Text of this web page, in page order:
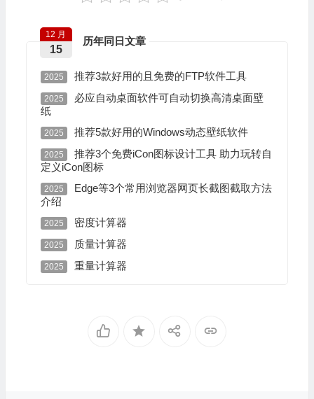
历年同日文章
12 月
15
2025 推荐3款好用的且免费的FTP软件工具
2025
必应自动桌面软件可自动切换高清桌面壁
纸
2025 推荐5款好用的Windows动态壁纸软件
2025
推荐3个免费iCon图标设计工具 助力玩转自
定义iCon图标
2025
Edge等3个常用浏览器网页长截图截取方法
介绍
2025 密度计算器
2025 质量计算器
2025 重量计算器